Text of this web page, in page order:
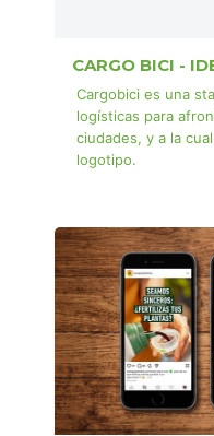
CARGO BICI -
Cargobici es una
logísticas para
ciudades, y a la
logotipo.